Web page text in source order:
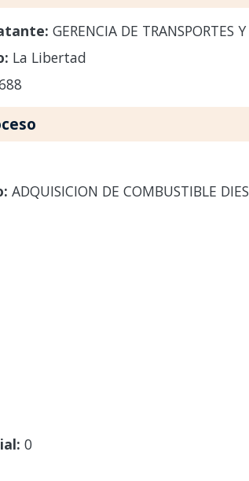
GERENCIA DE TRANSPORTES
La Libertad
ADQUISICION DE COMBUSTIBLE
0